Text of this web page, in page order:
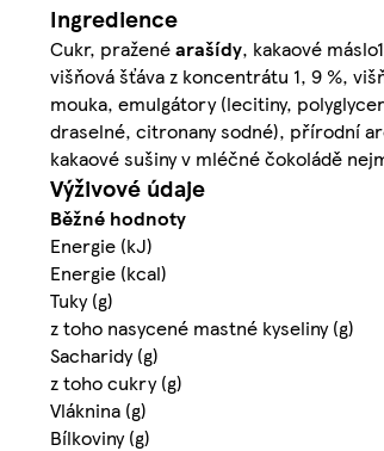
Ingredience
Cukr, praženéarašídy, kakaové
višňová šťáva z koncentrátu 1, 9 %,
mouka, emulgátory (lecitiny,
draselné, citronany sodné), přírodní
kakaové sušiny v mléčné čokoládě
Výživové údaje
Běžné hodnoty
Energie (kJ)
Energie (kcal)
Tuky (g)
z toho nasycené mastné kyseliny (g)
Sacharidy (g)
z toho cukry (g)
Vláknina (g)
Bílkoviny (g)